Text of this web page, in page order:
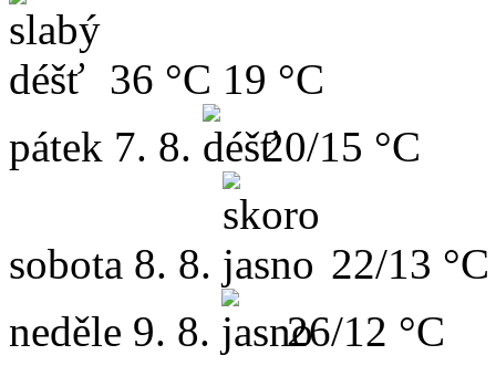
36 °C 19 °C
pátek 7. 8. 20/15 °C
sobota 8. 8.
22/13 °C
neděle 9. 8. 26/12 °C